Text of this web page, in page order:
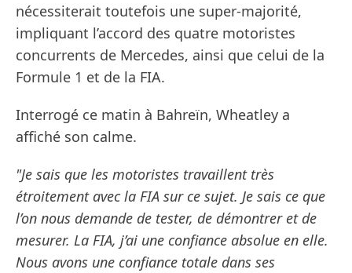
nécessiterait toutefois une super-majorité,
impliquant l’accord des quatre motoristes
concurrents de Mercedes, ainsi que celui de la
Formule 1 et de la FIA.
Interrogé ce matin à Bahreïn, Wheatley a
affiché son calme.
"Je sais que les motoristes travaillent très
étroitement avec la FIA sur ce sujet. Je sais ce que
l’on nous demande de tester, de démontrer et de
mesurer. La FIA, j’ai une confiance absolue en elle.
Nous avons une confiance totale dans ses